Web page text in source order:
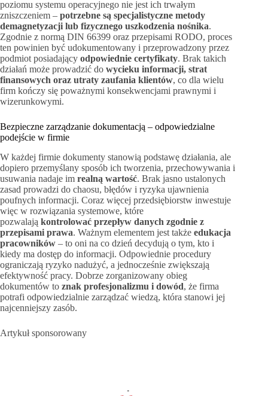
poziomu systemu operacyjnego nie jest ich trwałym
zniszczeniem – potrzebne są specjalistyczne metody
demagnetyzacji lub fizycznego uszkodzenia nośnika.
Zgodnie z normą DIN 66399 oraz przepisami RODO, proces
ten powinien być udokumentowany i przeprowadzony przez
podmiot posiadający odpowiednie certyfikaty. Brak takich
działań może prowadzić do wycieku informacji, strat
finansowych oraz utraty zaufania klientów, co dla wielu
firm kończy się poważnymi konsekwencjami prawnymi i
wizerunkowymi.
Bezpieczne zarządzanie dokumentacją – odpowiedzialne
podejście w firmie
W każdej firmie dokumenty stanowią podstawę działania, ale
dopiero przemyślany sposób ich tworzenia, przechowywania i
usuwania nadaje im realną wartość. Brak jasno ustalonych
zasad prowadzi do chaosu, błędów i ryzyka ujawnienia
poufnych informacji. Coraz więcej przedsiębiorstw inwestuje
więc w rozwiązania systemowe, które
pozwalają kontrolować przepływ danych zgodnie z
przepisami prawa. Ważnym elementem jest także edukacja
pracowników – to oni na co dzień decydują o tym, kto i
kiedy ma dostęp do informacji. Odpowiednie procedury
ograniczają ryzyko nadużyć, a jednocześnie zwiększają
efektywność pracy. Dobrze zorganizowany obieg
dokumentów to znak profesjonalizmu i dowód, że firma
potrafi odpowiedzialnie zarządzać wiedzą, która stanowi jej
najcenniejszy zasób.
Artykuł sponsorowany